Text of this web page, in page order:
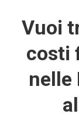
Vuoi
costi
nelle